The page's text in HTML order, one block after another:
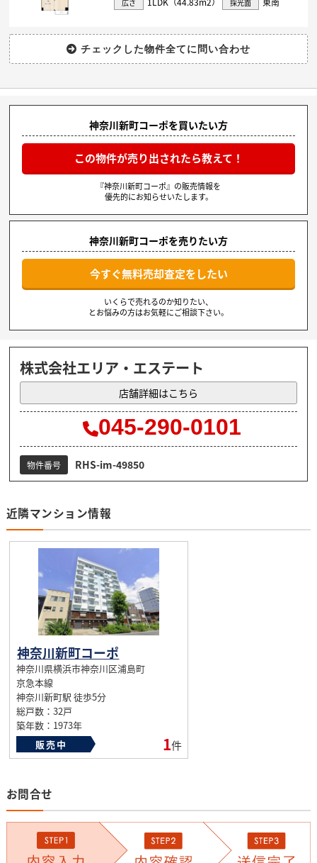
広さ 採光面
神奈川新町コーポを買いたい方
この物件が売り出されたら教えて！
『神奈川新町コーポ』の販売情報を
優先的にお知らせいたします。
神奈川新町コーポを売りたい方
今すぐ無料売却査定をしたい
いくらで売れるのか知りたい、
とお悩みの方はお気軽にご相談下さい。
株式会社エリア・エステート
店舗詳細はこちら
045-290-0101
物件番号 RHS-im-49850
近隣マンション情報
神奈川新町コーポ
神奈川県横浜市神奈川区浦島町
京急本線
神奈川新町駅 徒歩5分
総戸数：32戸
築年数：1973年
販売中
1件
お問合せ